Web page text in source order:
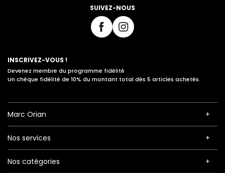
SUIVEZ-NOUS
INSCRIVEZ-VOUS !
Devenez membre du programme fidélité
Un chèque fidélité de 10% du montant total dès 5 articles achetés.
Marc Orian
Nos services
Nos catégories